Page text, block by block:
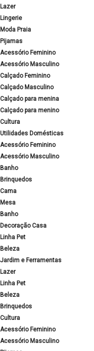
Lazer
Lingerie
Moda Praia
Pijamas
Acessório Feminino
Acessório Masculino
Calçado Feminino
Calçado Masculino
Calçado para menina
Calçado para menino
Cultura
Utilidades Domésticas
Acessório Feminino
Acessório Masculino
Banho
Brinquedos
Cama
Mesa
Banho
Decoração Casa
Linha Pet
Beleza
Jardim e Ferramentas
Lazer
Linha Pet
Beleza
Brinquedos
Cultura
Acessório Feminino
Acessório Masculino